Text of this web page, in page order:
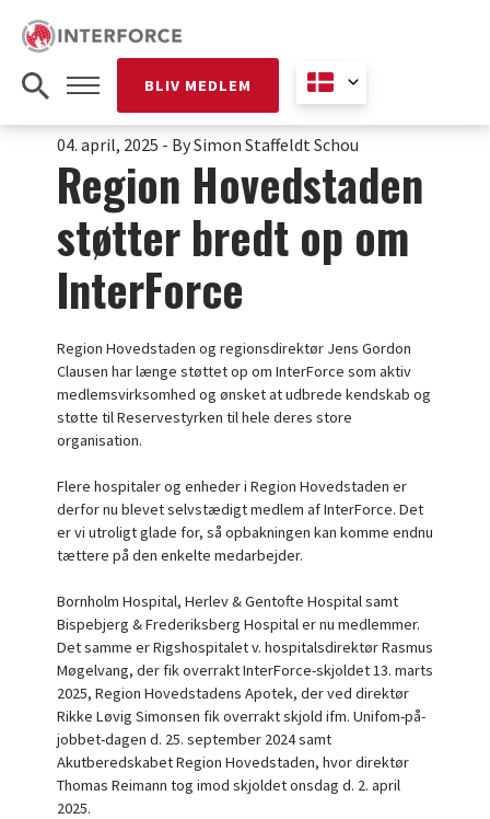
BLIV MEDLEM
04. april, 2025 - By Simon Staffeldt Schou
Region Hovedstaden
støtter bredt op om
InterForce
Region Hovedstaden og regionsdirektør Jens Gordon
Clausen har længe støttet op om InterForce som aktiv
medlemsvirksomhed og ønsket at udbrede kendskab og
støtte til Reservestyrken til hele deres store
organisation.
Flere hospitaler og enheder i Region Hovedstaden er
derfor nu blevet selvstædigt medlem af InterForce. Det
er vi utroligt glade for, så opbakningen kan komme endnu
tættere på den enkelte medarbejder.
Bornholm Hospital, Herlev & Gentofte Hospital samt
Bispebjerg & Frederiksberg Hospital er nu medlemmer.
Det samme er Rigshospitalet v. hospitalsdirektørRasmus
Møgelvang, der fik overrakt InterForce-skjoldet 13. marts
2025, Region Hovedstadens Apotek, der ved direktør
Rikke Løvig Simonsen fik overrakt skjold ifm. Unifom-på-
jobbet-dagen d. 25. september 2024 samt
Akutberedskabet Region Hovedstaden, hvor direktør
Thomas Reimann tog imod skjoldet onsdag d. 2. april
2025.